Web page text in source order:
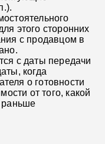
этого сторонних
с продавцом в
с даты передачи
когда
о готовности
от того, какой
раньше